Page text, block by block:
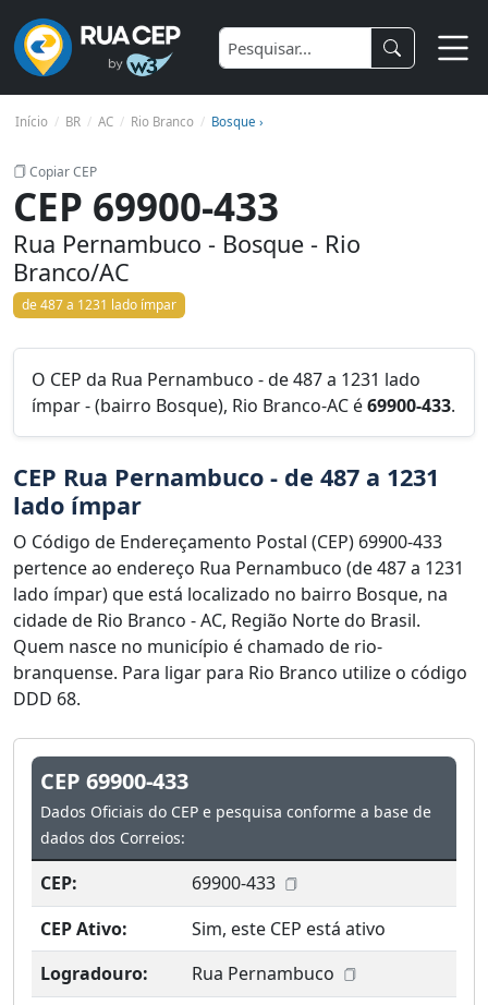
Início BR AC Rio Branco Bosque ›
Copiar CEP
CEP 69900-433
Rua Pernambuco - Bosque - Rio
Branco/AC
de 487 a 1231 lado ímpar
O CEP da Rua Pernambuco - de 487 a 1231 lado
ímpar - (bairro Bosque), Rio Branco-AC é69900-433.
CEP Rua Pernambuco - de 487 a 1231
lado ímpar
O Código de Endereçamento Postal (CEP) 69900-433
pertence ao endereço Rua Pernambuco (de 487 a 1231
lado ímpar) que está localizado no bairro Bosque, na
cidade de Rio Branco - AC, Região Norte do Brasil.
Quem nasce no município é chamado de rio-
branquense. Para ligar para Rio Branco utilize o código
DDD 68.
CEP 69900-433
Dados Oficiais do CEP e pesquisa conforme a base de
dados dos Correios:
CEP:
69900-433
CEP Ativo:
Sim, este CEP está ativo
Logradouro:
Rua Pernambuco